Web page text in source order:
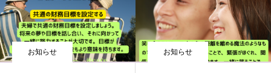
お知らせ お知らせ